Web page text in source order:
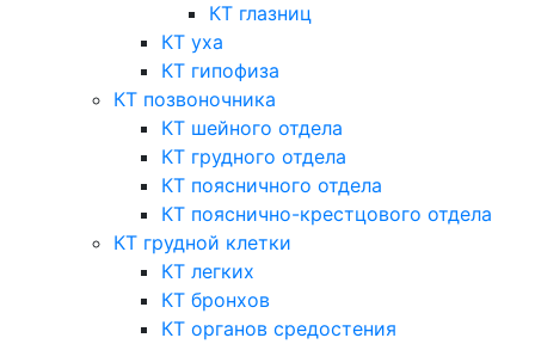
КТ глазниц
КТ уха
КТ гипофиза
КТ позвоночника
КТ шейного отдела
КТ грудного отдела
КТ поясничного отдела
КТ пояснично-крестцового отдела
КТ грудной клетки
КТ легких
КТ бронхов
КТ органов средостения